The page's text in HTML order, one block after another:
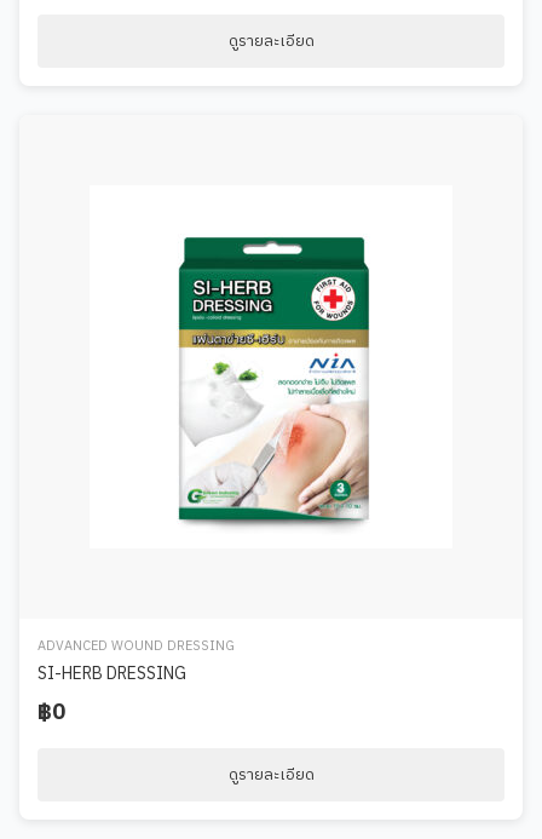
ดูรายละเอียด
ADVANCED WOUND DRESSING
SI-HERB DRESSING
฿0
ดูรายละเอียด